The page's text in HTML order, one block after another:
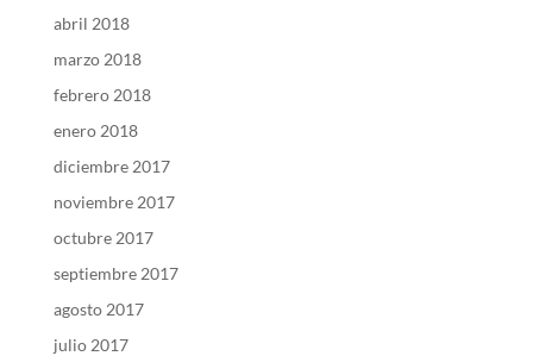
abril 2018
marzo 2018
febrero 2018
enero 2018
diciembre 2017
noviembre 2017
octubre 2017
septiembre 2017
agosto 2017
julio 2017